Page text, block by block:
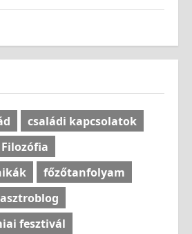
családi kapcsolatok
Filozófia
főzőtanfolyam
fesztivál